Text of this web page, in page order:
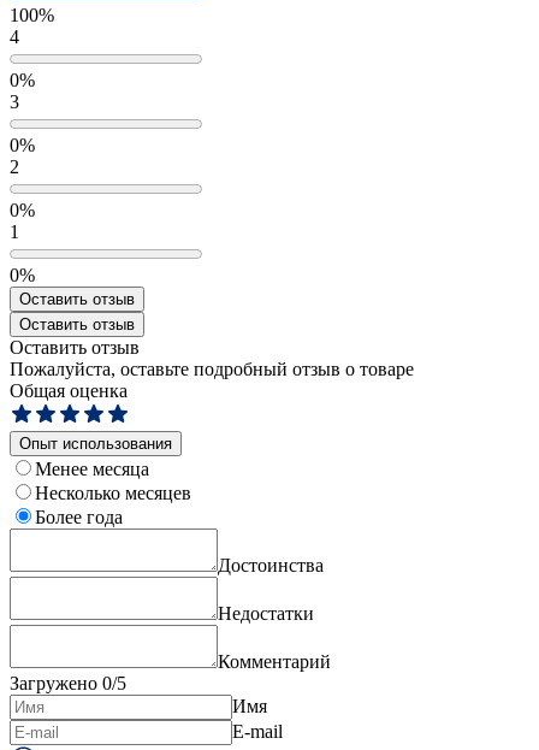
100%
4
0%
3
0%
2
0%
1
0%
Оставить отзыв
Оставить отзыв
Оставить отзыв
Пожалуйста, оставьте подробный отзыв о товаре
Общая оценка
Опыт использования
Менее месяца
Несколько месяцев
Более года
Достоинства
Недостатки
Комментарий
Загружено 0/5
Имя
E-mail